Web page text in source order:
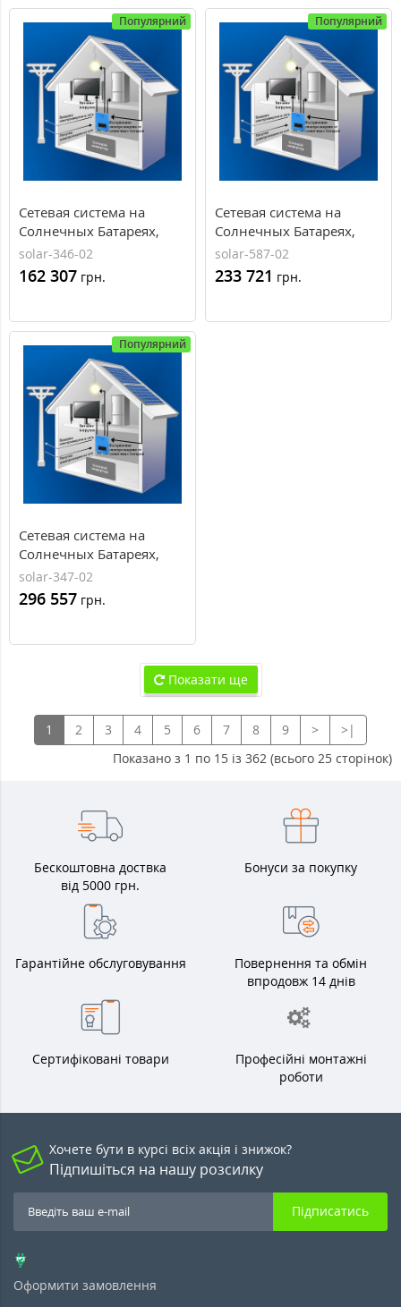
Популярний
Сетевая система на
Солнечных Батареях,
10кВт, 380В, AXIOMA
energy
solar-346-02
162 307 грн.
Популярний
Сетевая система на
Солнечных Батареях,
15кВт, 380В, AXIOMA
energy
solar-587-02
233 721 грн.
Популярний
Сетевая система на
Солнечных Батареях,
20кВт, 380В, AXIOMA
energy
solar-347-02
296 557 грн.
Показати ще
1 2 3 4 5 6 7 8 9 >
>|
Показано з 1 по 15 із 362 (всього 25 сторінок)
Бескоштовна доствка
від 5000 грн.
Бонуси за покупку
Гарантійне обслуговування
Повернення та обмін
впродовж 14 днів
Сертифіковані товари
Професійні монтажні
роботи
Хочете бути в курсі всіх акція і знижок?
Підпишіться на нашу розсилку
Підписатись
Оформити замовлення